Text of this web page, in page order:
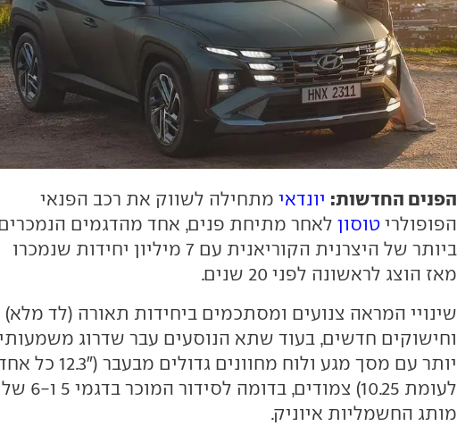
הפנים החדשות: יונדאי מתחילה לשווק את רכב הפנאי
הפופולרי טוסון לאחר מתיחת פנים, אחד מהדגמים
ביותר של היצרנית הקוריאנית עם 7 מיליון יחידות שנמכרו
מאז הוצג לראשונה לפני 20 שנים.
שינויי המראה צנועים ומסתכמים ביחידות תאורה (לד מלא)
וחישוקים חדשים, בעוד שתא הנוסעים עבר שדרוג
יותר עם מסך מגע ולוח מחוונים גדולים מבעבר ("12.3
לעומת 10.25) צמודים, בדומה לסידור המוכר בדגמי 5 ו-6 של
מותג החשמליות איוניק.